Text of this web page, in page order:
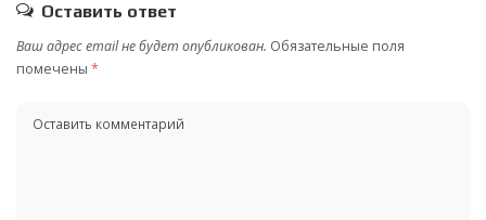
Оставить ответ
Ваш адрес email не будет опубликован. Обязательные поля
помечены *